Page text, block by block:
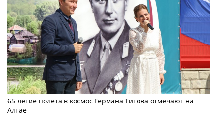
65-летие полета в космос Германа Титова отмечают на
Алтае